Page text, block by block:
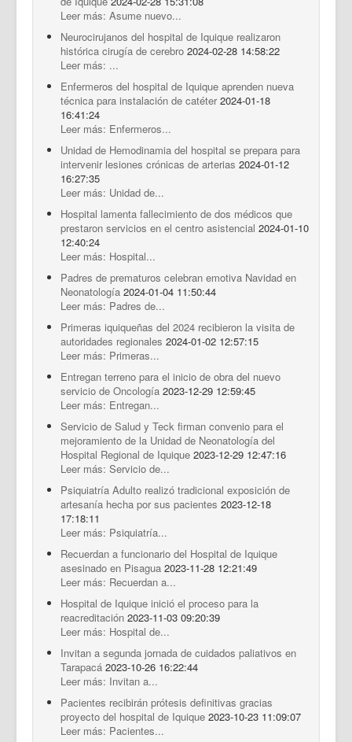
Leer más: Asume nuevo...
Neurocirujanos del hospital de Iquique realizaron
histórica cirugía de cerebro 2024-02-28 14:58:22
Leer más: ...
Enfermeros del hospital de Iquique aprenden nueva
técnica para instalación de catéter 2024-01-18
16:41:24
Leer más: Enfermeros...
Unidad de Hemodinamia del hospital se prepara para
intervenir lesiones crónicas de arterias 2024-01-12
16:27:35
Leer más: Unidad de...
Hospital lamenta fallecimiento de dos médicos que
prestaron servicios en el centro asistencial 2024-01-10
12:40:24
Leer más: Hospital...
Padres de prematuros celebran emotiva Navidad en
Neonatología 2024-01-04 11:50:44
Leer más: Padres de...
Primeras iquiqueñas del 2024 recibieron la visita de
autoridades regionales 2024-01-02 12:57:15
Leer más: Primeras...
Entregan terreno para el inicio de obra del nuevo
servicio de Oncología 2023-12-29 12:59:45
Leer más: Entregan...
Servicio de Salud y Teck firman convenio para el
mejoramiento de la Unidad de Neonatología del
Hospital Regional de Iquique 2023-12-29 12:47:16
Leer más: Servicio de...
Psiquiatría Adulto realizó tradicional exposición de
artesanía hecha por sus pacientes 2023-12-18
17:18:11
Leer más: Psiquiatría...
Recuerdan a funcionario del Hospital de Iquique
asesinado en Pisagua 2023-11-28 12:21:49
Leer más: Recuerdan a...
Hospital de Iquique inició el proceso para la
reacreditación 2023-11-03 09:20:39
Leer más: Hospital de...
Invitan a segunda jornada de cuidados paliativos en
Tarapacá 2023-10-26 16:22:44
Leer más: Invitan a...
Pacientes recibirán prótesis definitivas gracias
proyecto del hospital de Iquique 2023-10-23 11:09:07
Leer más: Pacientes...